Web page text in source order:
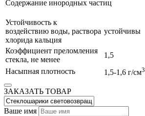
Содержание инородных частиц
Устойчивость к
воздействию воды, раствора
хлорида кальция
устойчивы
Коэффициент преломления
стекла, не менее
1,5
Насыпная плотность
1,5-1,6 г/см3
ЗАКАЗАТЬ ТОВАР
Ваше имя